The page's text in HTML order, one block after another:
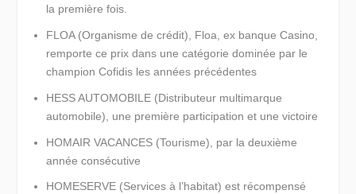
la première fois.
FLOA (Organisme de crédit), Floa, ex banque Casino,
remporte ce prix dans une catégorie dominée par le
champion Cofidis les années précédentes
HESS AUTOMOBILE (Distributeur multimarque
automobile), une première participation et une victoire
HOMAIR VACANCES (Tourisme), par la deuxième
année consécutive
HOMESERVE (Services à l’habitat) est récompensé